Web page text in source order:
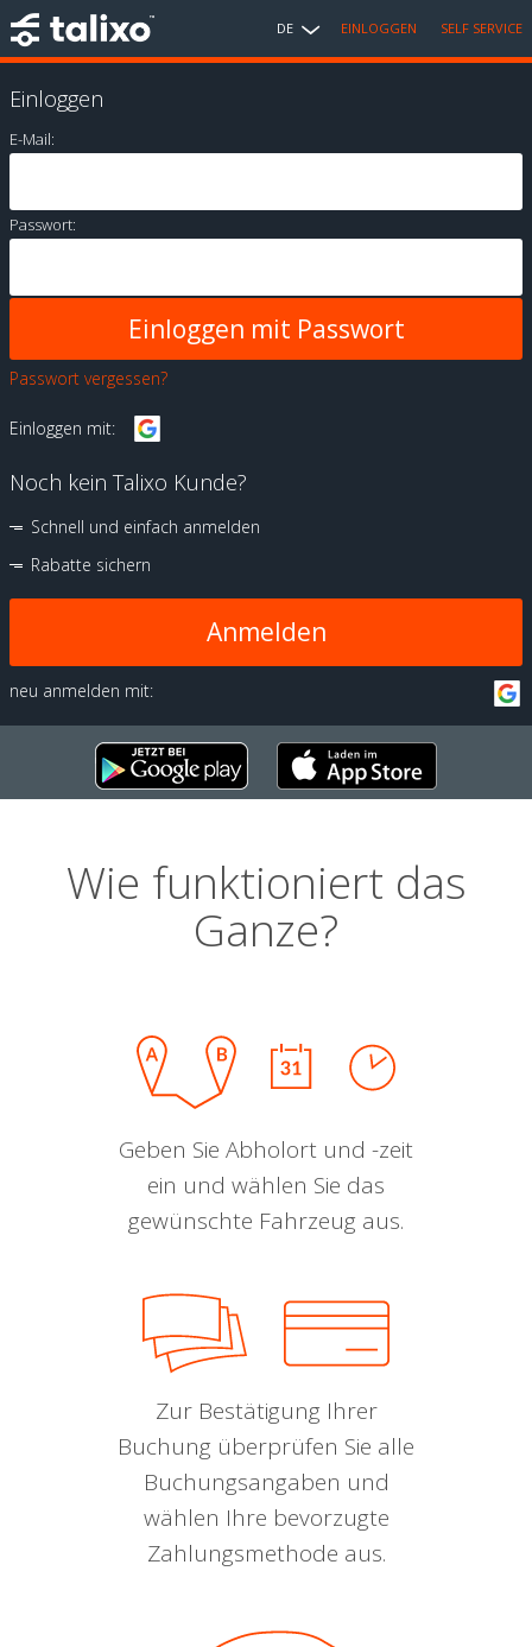
DE EINLOGGEN SELF SERVICE
Einloggen
E-Mail:
Passwort:
Passwort vergessen?
Einloggen mit:
Noch kein Talixo Kunde?
Schnell und einfach anmelden
Rabatte sichern
Anmelden
neu anmelden mit:
Wie funktioniert das
Ganze?
Geben Sie Abholort und -zeit
ein und wählen Sie das
gewünschte Fahrzeug aus.
Zur Bestätigung Ihrer
Buchung überprüfen Sie alle
Buchungsangaben und
wählen Ihre bevorzugte
Zahlungsmethode aus.